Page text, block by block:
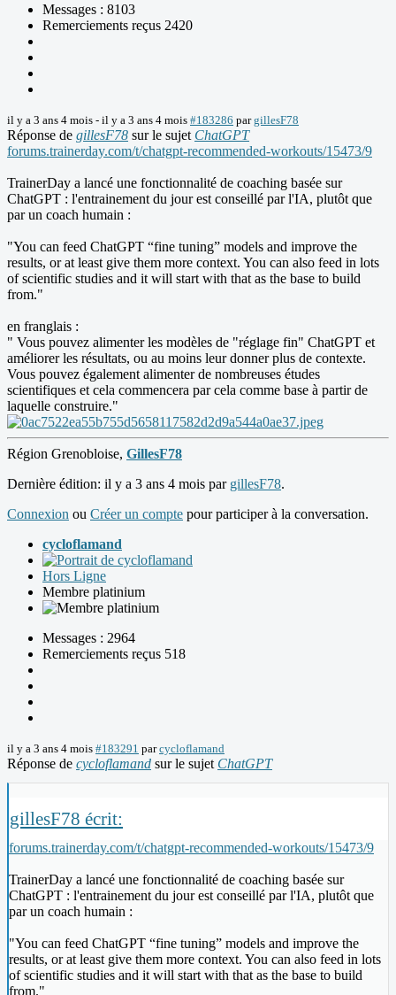
Messages : 8103
Remerciements reçus 2420
il y a 3 ans 4 mois - il y a 3 ans 4 mois #183286 pargillesF78
Réponse de gillesF78 sur le sujet ChatGPT
forums.trainerday.com/t/chatgpt-recommended-workouts/15473/9
TrainerDay a lancé une fonctionnalité de coaching basée sur
ChatGPT : l'entrainement du jour est conseillé par l'IA, plutôt que
par un coach humain :
"You can feed ChatGPT “fine tuning” models and improve the
results, or at least give them more context. You can also feed in lots
of scientific studies and it will start with that as the base to build
from."
en franglais :
" Vous pouvez alimenter les modèles de "réglage fin" ChatGPT et
améliorer les résultats, ou au moins leur donner plus de contexte.
Vous pouvez également alimenter de nombreuses études
scientifiques et cela commencera par cela comme base à partir de
laquelle construire."
Région Grenobloise, GillesF78
Dernière édition: il y a 3 ans 4 mois par gillesF78.
Connexion ou Créer un compte pour participer à la conversation.
cycloflamand
Hors Ligne
Membre platinium
Messages : 2964
Remerciements reçus 518
il y a 3 ans 4 mois #183291 parcycloflamand
Réponse de cycloflamand sur le sujet ChatGPT
gillesF78 écrit:
forums.trainerday.com/t/chatgpt-recommended-workouts/15473/9
TrainerDay a lancé une fonctionnalité de coaching basée sur
ChatGPT : l'entrainement du jour est conseillé par l'IA, plutôt que
par un coach humain :
"You can feed ChatGPT “fine tuning” models and improve the
results, or at least give them more context. You can also feed in lots
of scientific studies and it will start with that as the base to build
from."